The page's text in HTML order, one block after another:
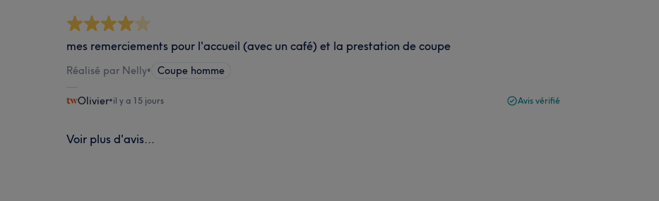
mes remerciements pour l'accueil (avec un café) et la prestation de coupe
Réalisé par Nelly• Coupe homme
Olivier•il y a 15 jours Avis vérifié
Voir plus d'avis...